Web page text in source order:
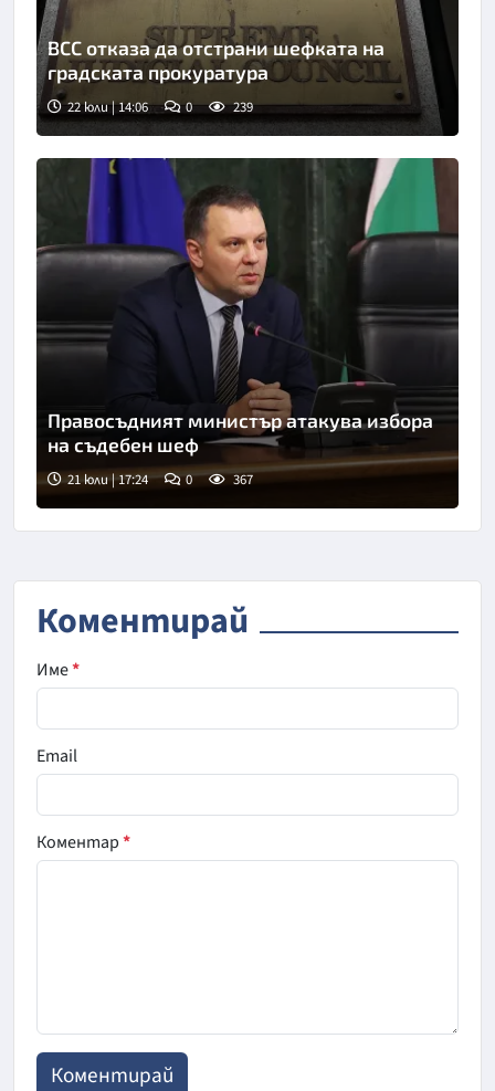
Снимка: БТА
ВСС отказа да отстрани шефката на
градската прокуратура
22 юли | 14:06 0 239
Снимка: БТА
Правосъдният министър атакува избора
на съдебен шеф
21 юли | 17:24 0 367
Коментирай
Име*
Email
Коментар*